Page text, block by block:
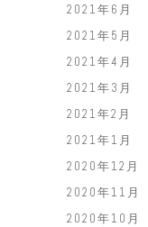
2021年6月
2021年5月
2021年4月
2021年3月
2021年2月
2021年1月
2020年12月
2020年11月
2020年10月